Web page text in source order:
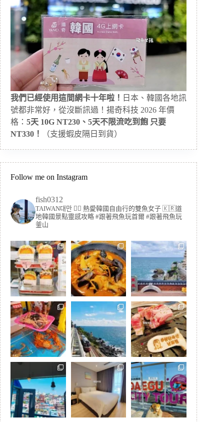
我們已經使用這間網卡十年啦！ 日本、韓國各地訊
號都非常好，從沒斷訊過！揚奇科技 2026 年價
格： 5天 10G NT230、5天不限流吃到飽 只要
NT330！
（支援蝦皮隔日到貨）
Follow me on Instagram
fish0312
TAIWAN대만 🏳️‍🌈 熱愛韓國自由行的雙魚女子 🇰🇷道
地韓國景點靈感攻略 #跟著飛魚玩首爾 #跟著飛魚玩
釜山